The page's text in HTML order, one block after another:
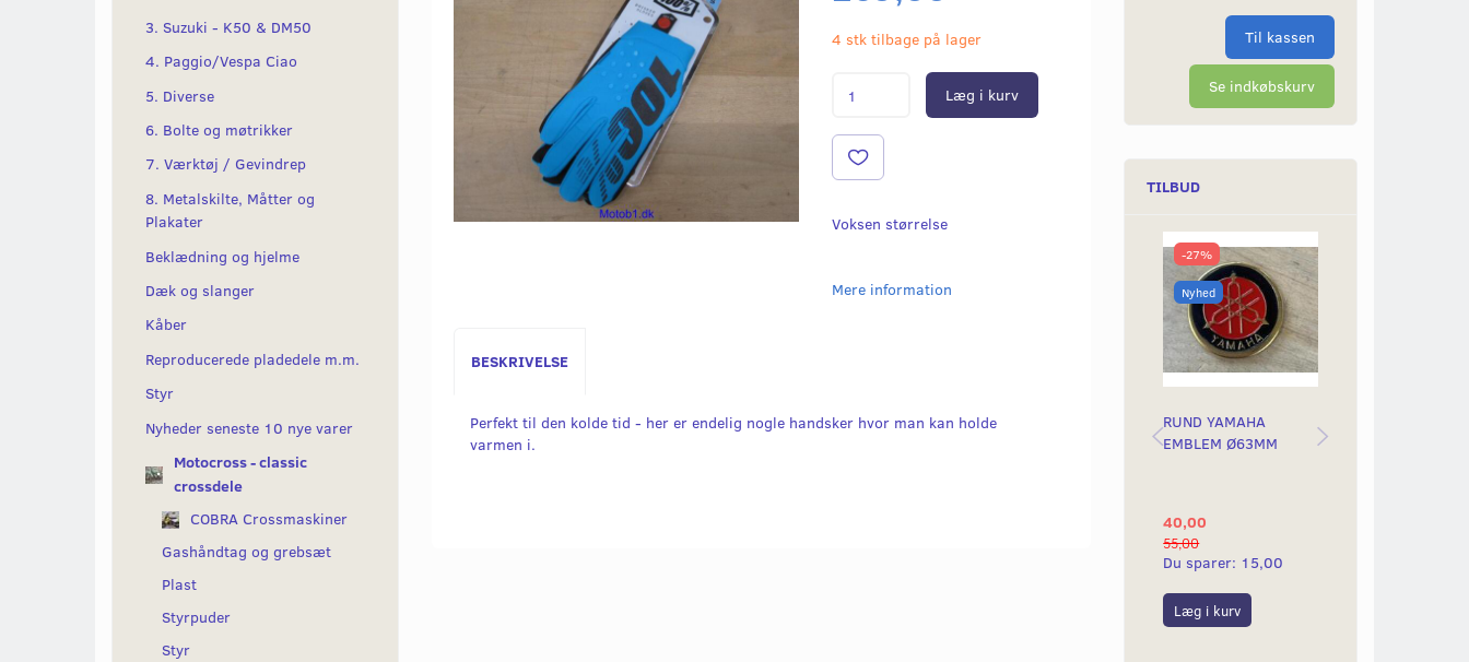
3. Suzuki - K50 & DM50
4. Paggio/Vespa Ciao
5. Diverse
6. Bolte og møtrikker
7. Værktøj / Gevindrep
8. Metalskilte, Måtter og
Plakater
Beklædning og hjelme
Dæk og slanger
Kåber
Reproducerede pladedele m.m.
Styr
Nyheder seneste 10 nye varer
Motocross - classic
crossdele
COBRA Crossmaskiner
Gashåndtag og grebsæt
Plast
Styrpuder
Styr
4 stk tilbage på lager
Læg i kurv
Voksen størrelse
Mere information
BESKRIVELSE
Perfekt til den kolde tid - her er endelig nogle handsker hvor man kan holde
varmen i.
Til kassen
Se indkøbskurv
TILBUD
-27%
Nyhed
RUND YAMAHA
EMBLEM Ø63MM
40,00
55,00
Du sparer: 15,00
Læg i kurv